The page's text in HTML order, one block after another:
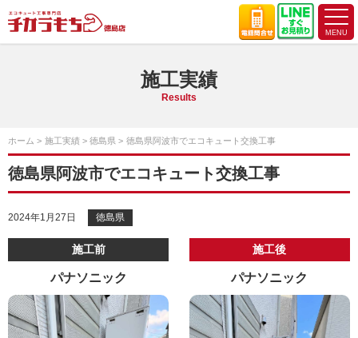
施工実績
Results
ホーム 施工実績 徳島県 徳島県阿波市でエコキュート交換工事
徳島県阿波市でエコキュート交換工事
2024年1月27日 徳島県
施工前
パナソニック
施工後
パナソニック